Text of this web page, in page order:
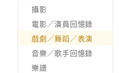
攝影
電影／演員回憶錄
戲劇／舞蹈／表演
音樂／歌手回憶錄
樂譜